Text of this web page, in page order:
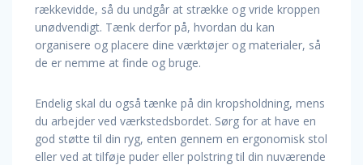
rækkevidde, så du undgår at strække og vride kroppen
unødvendigt. Tænk derfor på, hvordan du kan
organisere og placere dine værktøjer og materialer, så
de er nemme at finde og bruge.
Endelig skal du også tænke på din kropsholdning, mens
du arbejder ved værkstedsbordet. Sørg for at have en
god støtte til din ryg, enten gennem en ergonomisk stol
eller ved at tilføje puder eller polstring til din nuværende